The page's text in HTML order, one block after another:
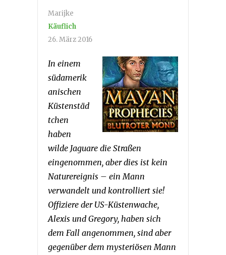
Marijke
Käuflich
26. März 2016
In einem
südamerik
anischen
Küstenstäd
tchen
haben
wilde Jaguare die Straßen
eingenommen, aber dies ist kein
Naturereignis – ein Mann
verwandelt und kontrolliert sie!
Offiziere der US-Küstenwache,
Alexis und Gregory, haben sich
dem Fall angenommen, sind aber
gegenüber dem mysteriösen Mann